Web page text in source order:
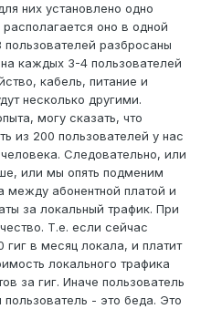
них установлено одно
оно в одной
разбросаны
каждых 3-4 пользователей
кабель, питание и
несколько другими.
могу сказать, что
из 200 пользователей у нас
Следовательно, или
или мы опять подменим
между абонентной платой и
за локальный трафик. При
Т.е. если сейчас
гиг в месяц локала, и платит
локального трафика
за гиг. Иначе пользователь
- это беда. Это